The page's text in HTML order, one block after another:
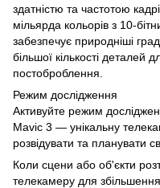
здатністю та частотою
мільярда кольорів з 10-
забезпечує природніші
більшої кількості деталей
постоброблення.
Режим дослідження
Активуйте режим
Mavic 3 — унікальну
розвідувати та планувати
Коли сцени або об'єкти
телекамеру для